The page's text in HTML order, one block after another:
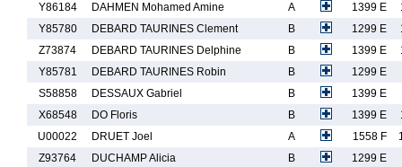
Y86184
DAHMEN Mohamed Amine A 1399 E
Y85780
DEBARD TAURINES Clement B 1299 E
Z73874
DEBARD TAURINES Delphine B 1399 E
Y85781
DEBARD TAURINES Robin B
1299 E
S58858
DESSAUX Gabriel B
1399 E
X68548
DO Floris B 1399 E
U00022
DRUET Joel A 1558 F
Z93764
DUCHAMP Alicia B
1299 E